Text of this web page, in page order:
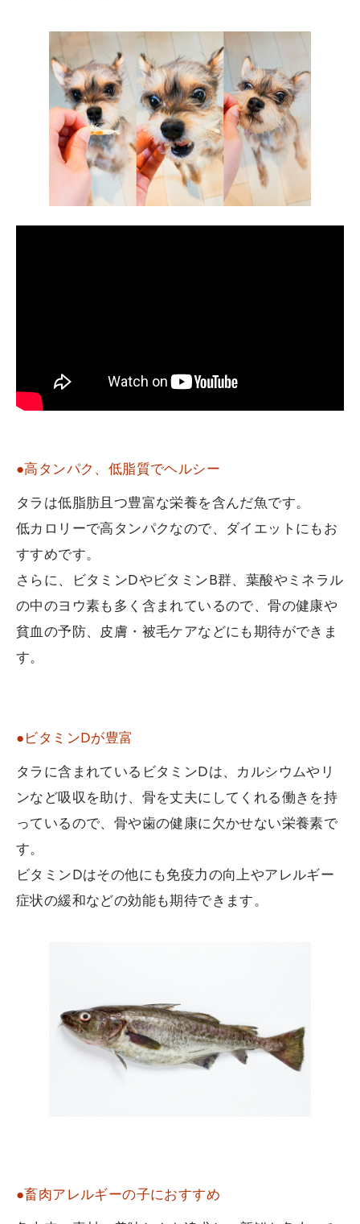
●高タンパク、低脂質でヘルシー
タラは低脂肪且つ豊富な栄養を含んだ魚です。
低カロリーで高タンパクなので、ダイエットにもお
すすめです。
さらに、ビタミンDやビタミンB群、葉酸やミネラル
の中のヨウ素も多く含まれているので、骨の健康や
貧血の予防、皮膚・被毛ケアなどにも期待ができま
す。
●ビタミンDが豊富
タラに含まれているビタミンDは、カルシウムやリ
ンなど吸収を助け、骨を丈夫にしてくれる働きを持
っているので、骨や歯の健康に欠かせない栄養素で
す。
ビタミンDはその他にも免疫力の向上やアレルギー
症状の緩和などの効能も期待できます。
●畜肉アレルギーの子におすすめ